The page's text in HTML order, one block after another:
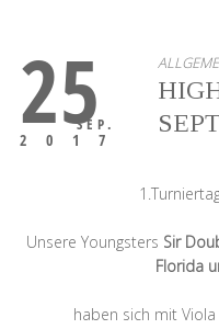
25
SEP.
2017
Unsere Youngsters Sir
Florida
haben sich mit